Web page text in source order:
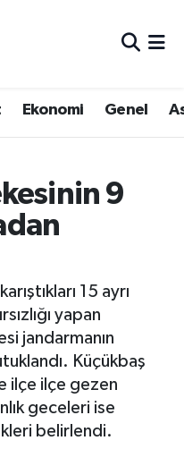
Ekonomi Genel
9
15 ayrı
yapan
jandarmanın
Küçükbaş
ilçe ilçe gezen
geceleri ise
belirlendi.
Fikstür